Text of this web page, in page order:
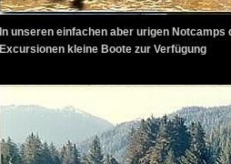
In unseren einfachen aber urigen
Excursionen kleine Boote zur Verfügung